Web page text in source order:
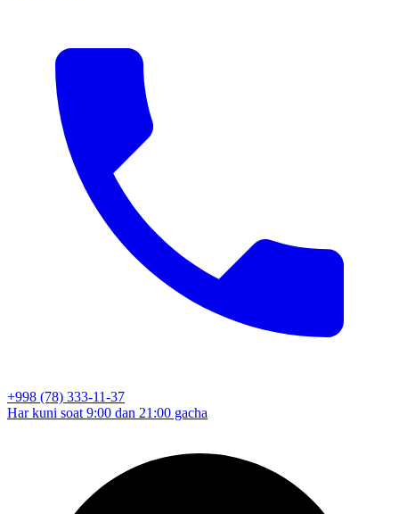
+998 (78) 333-11-37
Har kuni soat 9:00 dan 21:00 gacha